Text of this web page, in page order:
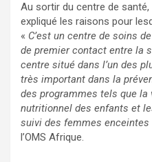
Au sortir du centre de
expliqué les raisons pour
« C’est un centre de soins
de premier contact entre la
centre situé dans l’un des
très important dans la
des programmes tels que
nutritionnel des enfants et
suivi des femmes enceintes
l’OMS Afrique.